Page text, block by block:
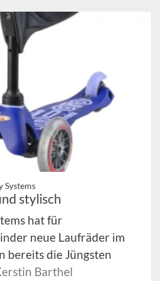
stylisch
hat für
neue Laufräder im
bereits die Jüngsten
Barthel